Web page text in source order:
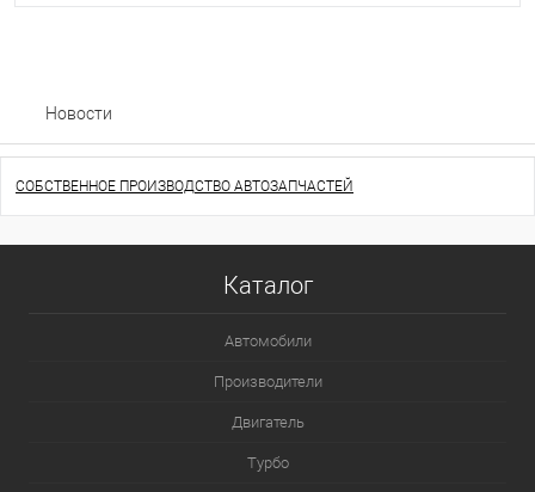
Новости
СОБСТВЕННОЕ ПРОИЗВОДСТВО АВТОЗАПЧАСТЕЙ
Каталог
Автомобили
Производители
Двигатель
Турбо